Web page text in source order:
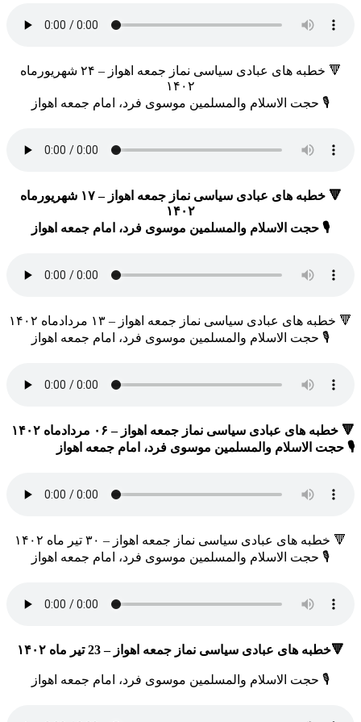
🔻 خطبه های عبادی سیاسی نماز جمعه اهواز – ۲۴ شهریورماه
۱۴۰۲
🎙 حجت الاسلام والمسلمین موسوی فرد، امام جمعه اهواز
🔻 خطبه های عبادی سیاسی نماز جمعه اهواز – ۱۷ شهریورماه
۱۴۰۲
🎙 حجت الاسلام والمسلمین موسوی فرد، امام جمعه اهواز
🔻 خطبه های عبادی سیاسی نماز جمعه اهواز – ۱۳ مردادماه ۱۴۰۲
🎙 حجت الاسلام والمسلمین موسوی فرد، امام جمعه اهواز
🔻 خطبه های عبادی سیاسی نماز جمعه اهواز – ۰۶ مردادماه ۱۴۰۲
🎙 حجت الاسلام والمسلمین موسوی فرد، امام جمعه اهواز
🔻 خطبه های عبادی سیاسی نماز جمعه اهواز – ۳۰ تیر ماه ۱۴۰۲
🎙 حجت الاسلام والمسلمین موسوی فرد، امام جمعه اهواز
🔻خطبه های عبادی سیاسی نماز جمعه اهواز – 23 تیر ماه ۱۴۰۲
🎙 حجت الاسلام والمسلمین موسوی فرد، امام جمعه اهواز